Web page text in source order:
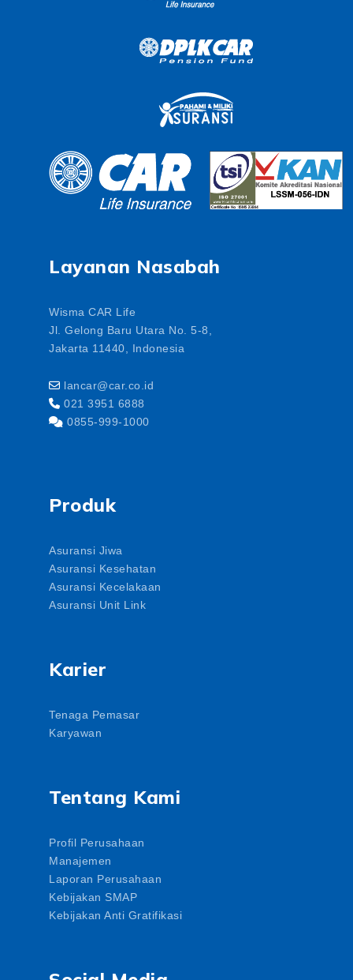
Layanan Nasabah
Wisma CAR Life
Jl. Gelong Baru Utara No. 5-8,
Jakarta 11440, Indonesia
lancar@car.co.id
021 3951 6888
0855-999-1000
Produk
Asuransi Jiwa
Asuransi Kesehatan
Asuransi Kecelakaan
Asuransi Unit Link
Karier
Tenaga Pemasar
Karyawan
Tentang Kami
Profil Perusahaan
Manajemen
Laporan Perusahaan
Kebijakan SMAP
Kebijakan Anti Gratifikasi